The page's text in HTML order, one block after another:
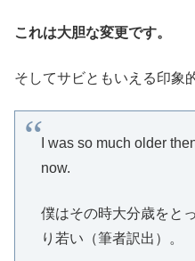
これは大胆な変更です。
そしてサビともいえる印象
I was so much older
now.
僕はその時大分歳をと
り若い（筆者訳出）。